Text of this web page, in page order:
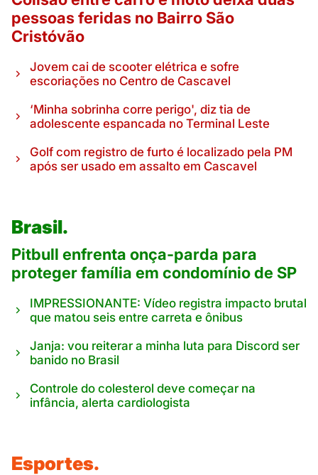
pessoas feridas no Bairro São
Cristóvão
Jovem cai de scooter elétrica e sofre
escoriações no Centro de Cascavel
‘Minha sobrinha corre perigo', diz tia de
adolescente espancada no Terminal Leste
Golf com registro de furto é localizado pela PM
após ser usado em assalto em Cascavel
Brasil.
Pitbull enfrenta onça-parda para
proteger família em condomínio de SP
IMPRESSIONANTE: Vídeo registra impacto brutal
que matou seis entre carreta e ônibus
Janja: vou reiterar a minha luta para Discord ser
banido no Brasil
Controle do colesterol deve começar na
infância, alerta cardiologista
Esportes.